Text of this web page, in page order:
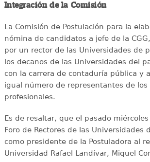
Integración de la Comisión
La Comisión de Postulación para la
nómina de candidatos a jefe de la
por un rector de las Universidades de
los decanos de las Universidades del
con la carrera de contaduría pública y
igual número de representantes de los
profesionales.
Es de resaltar, que el pasado
Foro de Rectores de las Universidades
como presidente de la Postuladora al
Universidad Rafael Landívar, Miquel